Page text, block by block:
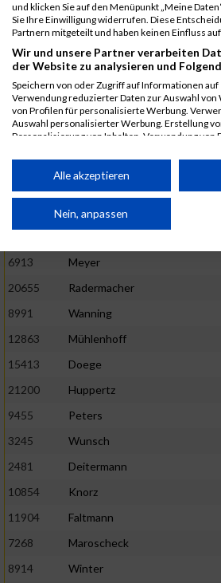
1582 Funken
12220
Cosma
9678
Exner
11817
Schmaul-Klaibee
6812
Koch
9610
Linß
706
Wehmeier
Küpper
Inhoff
6913
Meyer
20655
Radermacher
8991
Wanning
12863
Mühlenhoff
15413
Doege
21200
Huppertz
9455
Peters
3245
Wunsch
2481
Deitermann
10854
Knorz
11904
Faltmann
7268
Maroscheck
8914
Winter
und klicken Sie auf den Menüpunkt „Meine
Sie Ihre Einwilligung widerrufen. Diese
Partnern mitgeteilt und haben keinen Einfluss
Wir und unsere Partner verarbeiten
der Website zu analysieren und
Speichern von oder Zugriff auf Informationen auf
Verwendung reduzierter Daten zur Auswahl von
von Profilen für personalisierte Werbung.
Auswahl personalisierter Werbung. Erstellung
Personalisierung von Inhalten. Verwendung von
Performance von Inhalten. Analyse von
Kombinationen von Daten aus verschiedenen
von Inhalten.
Daten können außerhalb der Europäischen
Website/App.
Partnerliste anzeigen (1 IAB-Anbieter)
Wir nutzen Ihre Daten für folgende Zwecke:
Speichern von oder Zugriff auf
auf einem Endgerät
von Werbeanzeigen
Werbung
personalisierter Werbung
von Inhalten
Alle akzeptieren
Nein, anpassen